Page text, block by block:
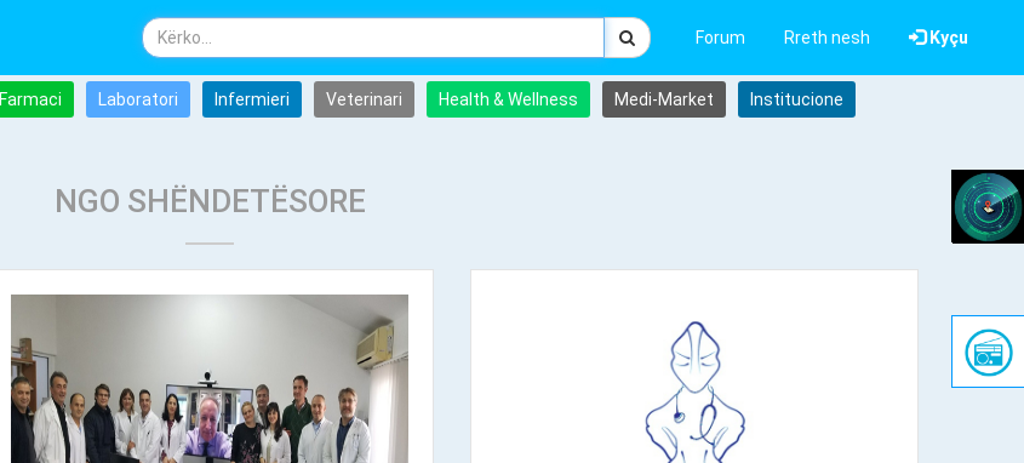
Forum Rreth nesh Kyçu
Farmaci Laboratori Infermieri Veterinari Health & Wellness Medi-Market Institucione
NGO SHËNDETËSORE